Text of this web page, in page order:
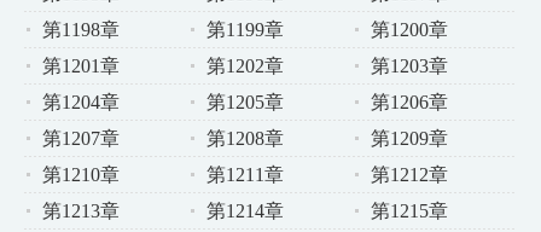
第1198章
第1199章
第1200章
第1201章
第1202章
第1203章
第1204章
第1205章
第1206章
第1207章
第1208章
第1209章
第1210章
第1211章
第1212章
第1213章
第1214章
第1215章